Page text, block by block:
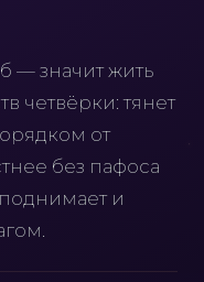
— значит жить
четвёрки: тянет
от
без пафоса
и